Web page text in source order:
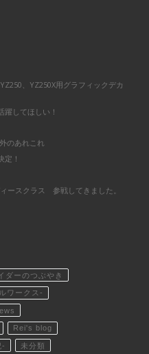
、YZ250X用グラフィックデカ
躍してほしい！
のあれこれ
定！
ースクラス 参戦してきました。
ダーのつぶやき
ワークス-
Rei's blog
- 未分類